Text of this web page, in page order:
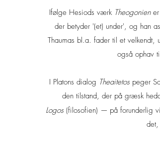
Ifølge Hesiods værk Theogoniener
der betyder '(et) under', og han
Thaumas bl.a. fader til et
også ophav
I Platons dialog Theaitetos peger
den tilstand, der på græsk
Logos(filosofien) — på forunderlig